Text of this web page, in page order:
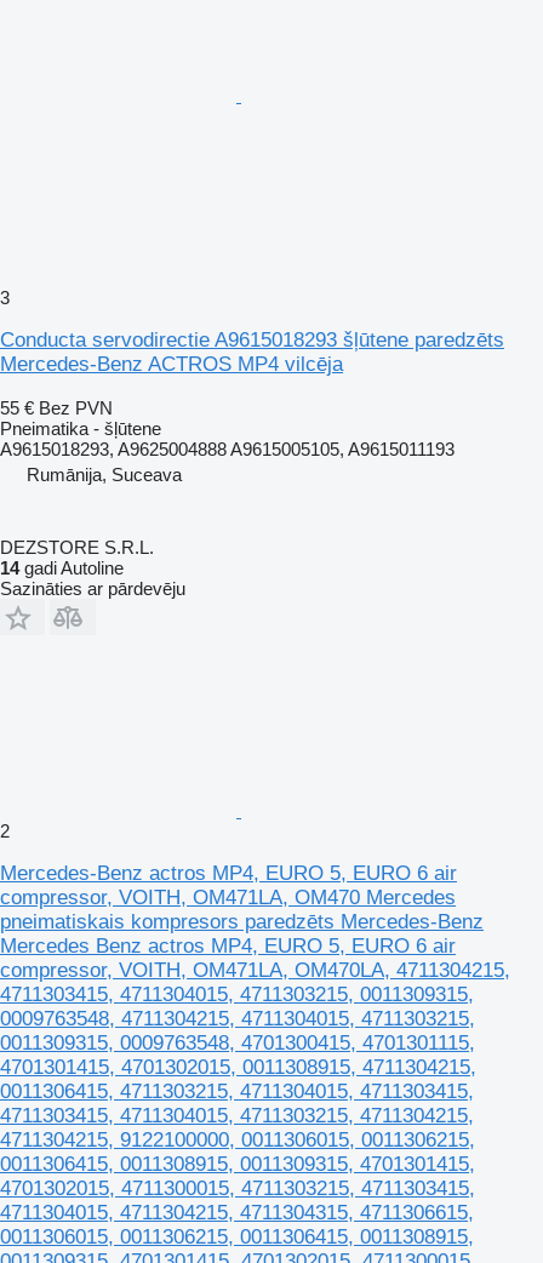
3
Conducta servodirectie A9615018293 šļūtene paredzēts
Mercedes-Benz ACTROS MP4 vilcēja
55 € Bez PVN
Pneimatika - šļūtene
A9615018293, A9625004888 A9615005105, A9615011193
Rumānija, Suceava
DEZSTORE S.R.L.
14gadi Autoline
Sazināties ar pārdevēju
2
Mercedes-Benz actros MP4, EURO 5, EURO 6 air
compressor, VOITH, OM471LA, OM470 Mercedes
pneimatiskais kompresors paredzēts Mercedes-Benz
Mercedes Benz actros MP4, EURO 5, EURO 6 air
compressor, VOITH, OM471LA, OM470LA, 4711304215,
4711303415, 4711304015, 4711303215, 0011309315,
0009763548, 4711304215, 4711304015, 4711303215,
0011309315, 0009763548, 4701300415, 4701301115,
4701301415, 4701302015, 0011308915, 4711304215,
0011306415, 4711303215, 4711304015, 4711303415,
4711303415, 4711304015, 4711303215, 4711304215,
4711304215, 9122100000, 0011306015, 0011306215,
0011306415, 0011308915, 0011309315, 4701301415,
4701302015, 4711300015, 4711303215, 4711303415,
4711304015, 4711304215, 4711304315, 4711306615,
0011306015, 0011306215, 0011306415, 0011308915,